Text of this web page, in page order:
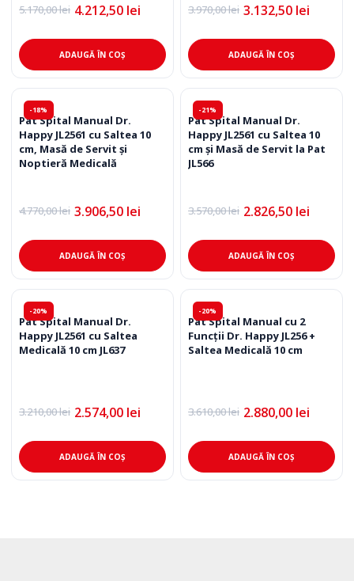
5.170,00lei
Prețul
a
fost:
5.170,00 lei.
4.212,50 lei
Prețul
este:
4.212,50 lei.ADAUGĂ ÎN COȘ
3.970,00lei
Prețul
a
fost:
3.970,00 lei.
3.132,50 lei
Prețul
este:
3.132,50 lei.ADAUGĂ ÎN COȘ
-18%
Pat Spital Manual Dr.
Happy JL2561 cu Saltea 10
cm, Masă de Servit și
Noptieră Medicală
4.770,00lei
Prețul
a
fost:
4.770,00 lei.
3.906,50 lei
Prețul
este:
3.906,50 lei.ADAUGĂ ÎN COȘ
-21%
Pat Spital Manual Dr.
Happy JL2561 cu Saltea 10
cm și Masă de Servit la Pat
JL566
3.570,00lei
Prețul
a
fost:
3.570,00 lei.
2.826,50 lei
Prețul
este:
2.826,50 lei.ADAUGĂ ÎN COȘ
-20%
Pat Spital Manual Dr.
Happy JL2561 cu Saltea
Medicală 10 cm JL637
3.210,00lei
Prețul
a
fost:
3.210,00 lei.
2.574,00 lei
Prețul
este:
2.574,00 lei.ADAUGĂ ÎN COȘ
-20%
Pat Spital Manual cu 2
Funcții Dr. Happy JL256 +
Saltea Medicală 10 cm
3.610,00lei
Prețul
a
fost:
3.610,00 lei.
2.880,00 lei
Prețul
este:
2.880,00 lei.ADAUGĂ ÎN COȘ